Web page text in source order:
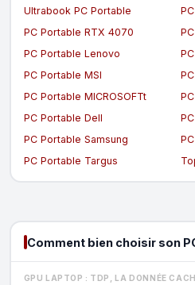
Ultrabook PC Portable
PC Portable RTX 4070
PC Portable Lenovo
PC Portable MSI
PC Portable MICROSOFTt
PC Portable Dell
PC Portable Samsung
PC Portable Targus
Comment bien choisir son
GPU LAPTOP : TDP, LA DONNÉE